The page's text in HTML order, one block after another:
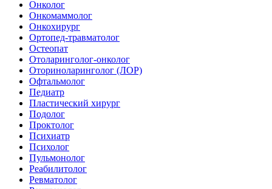
Онколог
Онкомаммолог
Онкохирург
Ортопед-травматолог
Остеопат
Отоларинголог-онколог
Оториноларинголог (ЛОР)
Офтальмолог
Педиатр
Пластический хирург
Подолог
Проктолог
Психиатр
Психолог
Пульмонолог
Реабилитолог
Ревматолог